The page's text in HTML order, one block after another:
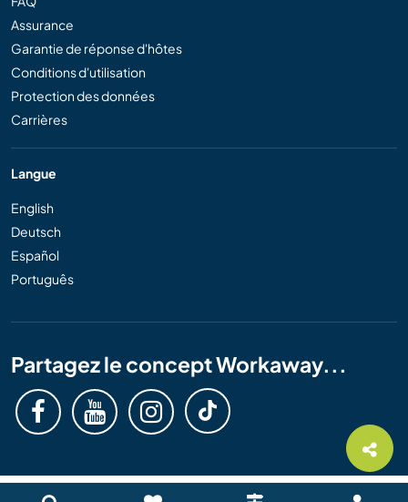
Assurance
Garantie de réponse d'hôtes
Conditions d'utilisation
Protection des données
Carrières
Langue
English
Deutsch
Español
Português
Partagez le concept Workaway...